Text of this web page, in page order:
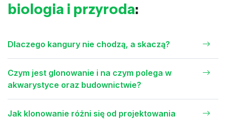
biologia i przyroda:
Dlaczego kangury nie chodzą, a skaczą?
Czym jest glonowanie i na czym polega w
akwarystyce oraz budownictwie?
Jak klonowanie różni się od projektowania